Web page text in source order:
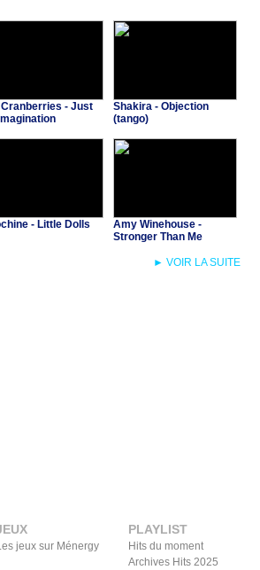
Cranberries - Just
Shakira - Objection
(tango)
- Little Dolls
Amy Winehouse -
Stronger Than Me
► VOIR LA SUITE
jeux sur Ménergy
PLAYLIST
Hits du moment
Archives Hits 2025